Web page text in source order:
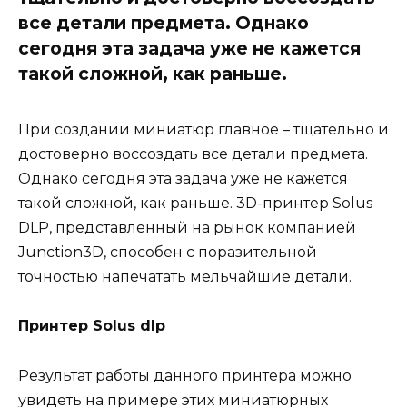
все детали предмета. Однако
сегодня эта задача уже не кажется
такой сложной, как раньше.
При создании миниатюр главное – тщательно и
достоверно воссоздать все детали предмета.
Однако сегодня эта задача уже не кажется
такой сложной, как раньше. 3D-принтер Solus
DLP, представленный на рынок компанией
Junction3D, способен с поразительной
точностью напечатать мельчайшие детали.
Принтер Solus dlp
Результат работы данного принтера можно
увидеть на примере этих миниатюрных